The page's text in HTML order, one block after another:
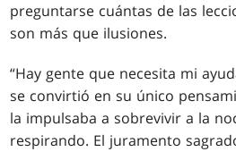
preguntarse cuántas de las
son más que ilusiones.
“Hay gente que necesita mi
se convirtió en su único
la impulsaba a sobrevivir a la
respirando. El juramento